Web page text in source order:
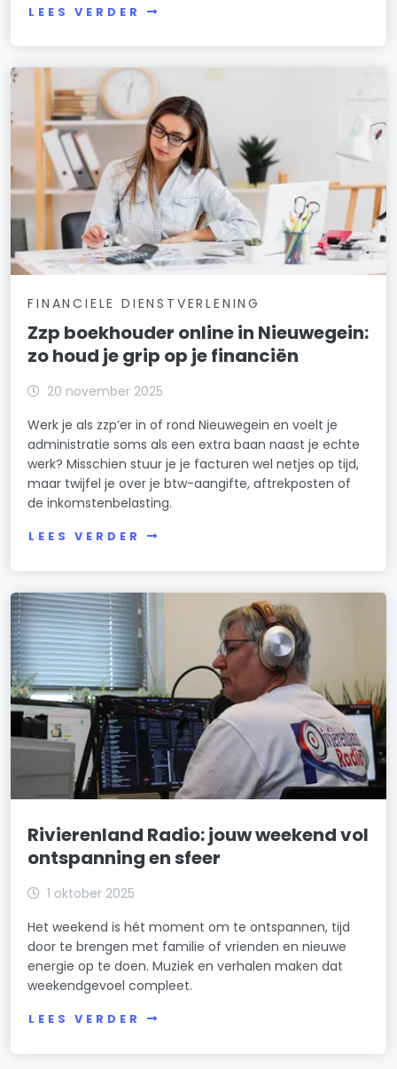
LEES VERDER
FINANCIELE DIENSTVERLENING
Zzp boekhouder online in Nieuwegein:
zo houd je grip op je financiën
20 november 2025
Werk je als zzp’er in of rond Nieuwegein en voelt je
administratie soms als een extra baan naast je echte
werk? Misschien stuur je je facturen wel netjes op tijd,
maar twijfel je over je btw-aangifte, aftrekposten of
de inkomstenbelasting.
LEES VERDER
Rivierenland Radio: jouw weekend vol
ontspanning en sfeer
1 oktober 2025
Het weekend is hét moment om te ontspannen, tijd
door te brengen met familie of vrienden en nieuwe
energie op te doen. Muziek en verhalen maken dat
weekendgevoel compleet.
LEES VERDER